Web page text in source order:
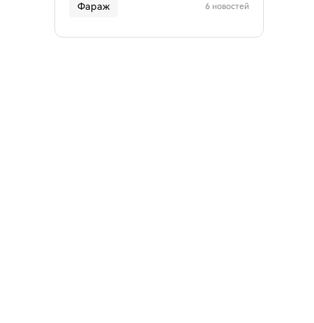
Фараж 6 новостей